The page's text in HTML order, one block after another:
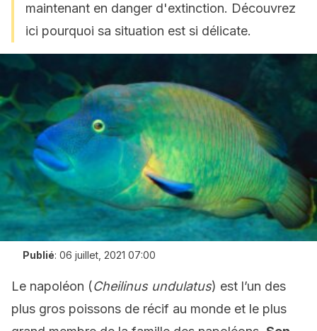
maintenant en danger d'extinction. Découvrez
ici pourquoi sa situation est si délicate.
Publié: 06 juillet, 2021 07:00
Le napoléon (Cheilinus undulatus) est l’un des
plus gros poissons de récif au monde et le plus